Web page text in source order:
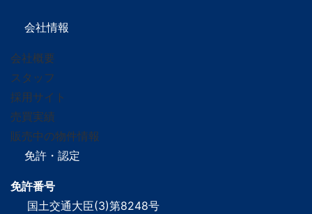
会社情報
会社概要
スタッフ
採用サイト
売買実績
販売中の物件情報
免許・認定
免許番号
国土交通大臣(3)第8248号